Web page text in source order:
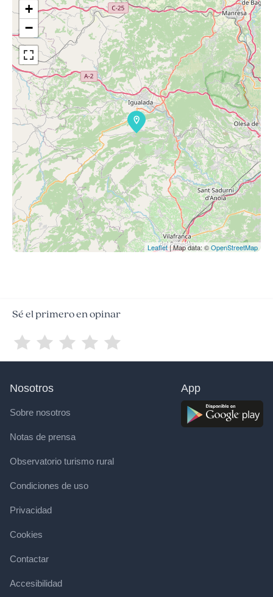
+
−
Leaflet| Map data: ©OpenStreetMap
Sé el primero en opinar
Nosotros
Sobre nosotros
Notas de prensa
Observatorio turismo rural
Condiciones de uso
Privacidad
Cookies
Contactar
Accesibilidad
App